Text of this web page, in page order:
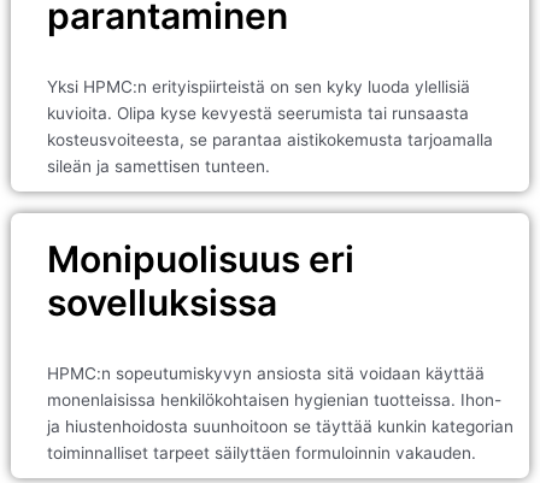
parantaminen
Yksi HPMC:n erityispiirteistä on sen kyky luoda ylellisiä
kuvioita. Olipa kyse kevyestä seerumista tai runsaasta
kosteusvoiteesta, se parantaa aistikokemusta tarjoamalla
sileän ja samettisen tunteen.
Monipuolisuus eri
sovelluksissa
HPMC:n sopeutumiskyvyn ansiosta sitä voidaan käyttää
monenlaisissa henkilökohtaisen hygienian tuotteissa. Ihon-
ja hiustenhoidosta suunhoitoon se täyttää kunkin kategorian
toiminnalliset tarpeet säilyttäen formuloinnin vakauden.